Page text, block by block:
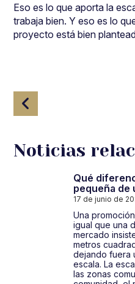
Eso es lo que aporta la
trabaja bien. Y eso es lo
proyecto está bien
Navegación
entradas
Noticias
Qué
pequeña de
17 de junio de
Una
igual que una
mercado
metros
dejando fuera
escala. La
las zonas